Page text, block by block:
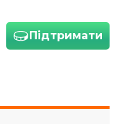
Підтримати